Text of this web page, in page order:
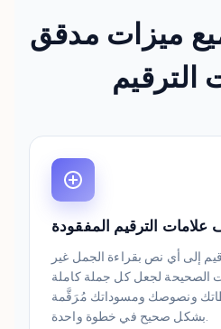
ميزات مدقق
الترقيم
علامات الترقيم المفقودة
إلى أي نص بقراءة الجمل غير
الصحيحة لجعل كل جملة كاملة
ونصوصك ومسوداتك مُرَقَّمة